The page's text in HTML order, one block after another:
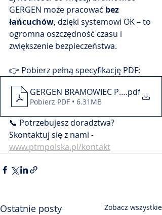
GERGEN może pracować bez
łańcuchów, dzięki systemowi OK – to
ogromna oszczędność czasu i
zwiększenie bezpieczeństwa.
👉 Pobierz pełną specyfikację PDF:
GERGEN BRAMOWIEC PTM
.pdf
Pobierz PDF • 6.31MB
📞 Potrzebujesz doradztwa?
Skontaktuj się z nami -
www.ptmpolska.pl/kontakt
Ostatnie posty Zobacz wszystkie